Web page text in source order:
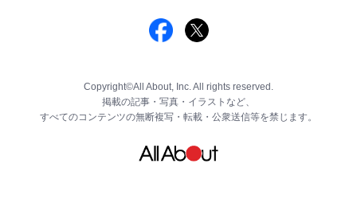
Copyright©All About, Inc. All rights reserved.
掲載の記事・写真・イラストなど、
すべてのコンテンツの無断複写・転載・公衆送信等を禁じます。